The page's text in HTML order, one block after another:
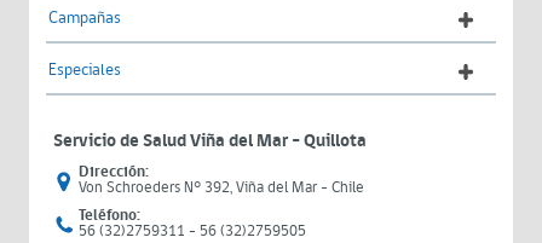
Campañas
Especiales
Servicio de Salud Viña del Mar – Quillota
Dirección:
Von Schroeders N° 392, Viña del Mar - Chile
Teléfono:
56 (32)2759311 - 56 (32)2759505